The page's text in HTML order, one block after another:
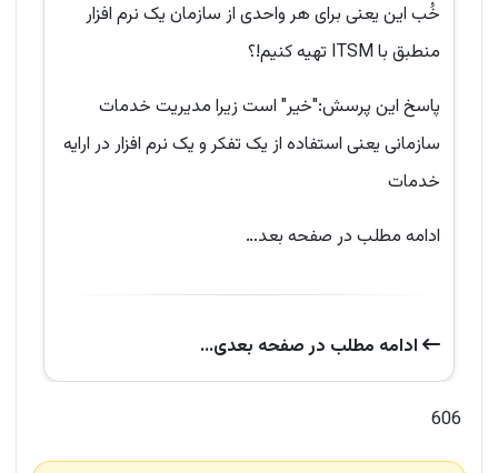
خُب این یعنی برای هر واحدی از سازمان یک نرم افزار
منطبق با ITSM تهیه کنیم!؟
پاسخ این پرسش:"خیر" است زیرا مدیریت خدمات
سازمانی یعنی استفاده از یک تفکر و یک نرم افزار در ارایه
خدمات
ادامه مطلب در صفحه بعد…
ادامه‌ مطلب در صفحه‌ بعدی...
606